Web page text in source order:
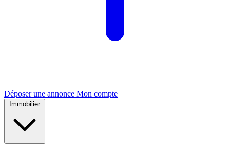
Déposer une annonce Mon compte
Immobilier